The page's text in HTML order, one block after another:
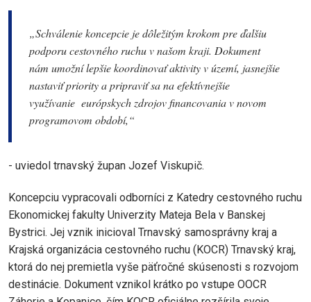
„Schválenie koncepcie je dôležitým krokom pre ďalšiu
podporu cestovného ruchu v našom kraji. Dokument
nám umožní lepšie koordinovať aktivity v území, jasnejšie
nastaviť priority a pripraviť sa na efektívnejšie
využívanie európskych zdrojov financovania v novom
programovom období,“
- uviedol trnavský župan Jozef Viskupič.
Koncepciu vypracovali odborníci z Katedry cestovného ruchu
Ekonomickej fakulty Univerzity Mateja Bela v Banskej
Bystrici. Jej vznik inicioval Trnavský samosprávny kraj a
Krajská organizácia cestovného ruchu (KOCR) Trnavský kraj,
ktorá do nej premietla vyše päťročné skúsenosti s rozvojom
destinácie. Dokument vznikol krátko po vstupe OOCR